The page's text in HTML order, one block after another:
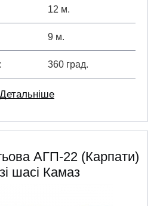
12 м.
9 м.
360 град.
Детальніше
АГП-22 (Карпати)
шасі Камаз